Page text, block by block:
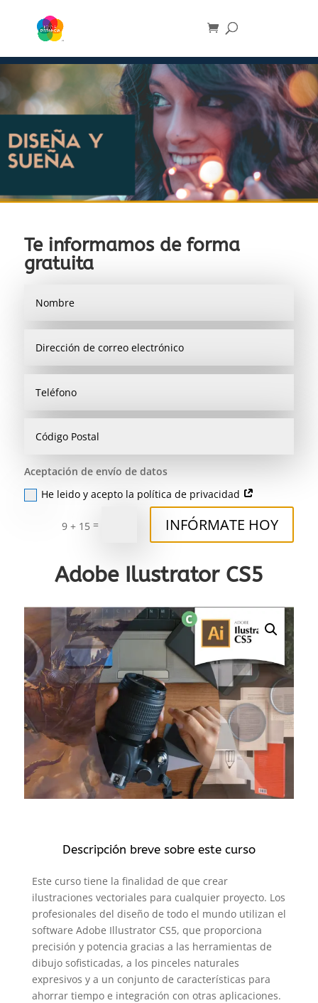
Te informamos de forma
gratuita
Aceptación de envío de datos
He leido y acepto la política de privacidad
9 + 15 = INFÓRMATE HOY
Adobe Ilustrator CS5
Descripción breve sobre este curso
Este curso tiene la finalidad de que crear
ilustraciones vectoriales para cualquier proyecto. Los
profesionales del diseño de todo el mundo utilizan el
software Adobe Illustrator CS5, que proporciona
precisión y potencia gracias a las herramientas de
dibujo sofisticadas, a los pinceles naturales
expresivos y a un conjunto de características para
ahorrar tiempo e integración con otras aplicaciones.